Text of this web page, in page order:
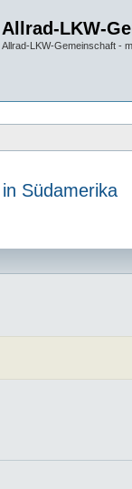
Allrad-LKW-
Allrad-LKW-Gemeinschaft -
Südamerika